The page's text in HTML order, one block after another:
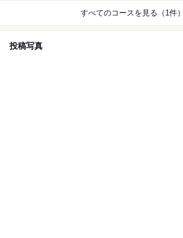
すべてのコースを見る（1件）
投稿写真